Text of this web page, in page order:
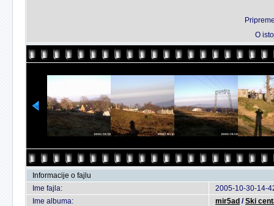
O
Informacije o fajlu
Ime fajla:
2005-10-30-14-
Ime albuma:
mir5ad /Ski